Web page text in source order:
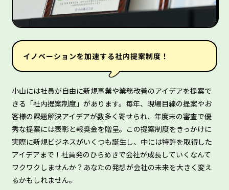
イノベーションを加速する社内提案制度！
小山には社員が自由に新規事業や業務改善のアイデアを提案で
きる「社内提案制度」があります。毎年、現場目線の提案やお
客様の課題解決アイデアが数多く寄せられ、年度末の審査で優
秀な提案には表彰と報奨金を贈呈。この提案制度をきっかけに
実際に新規ビジネスがいくつも誕生し、中には特許を取得した
アイデアまで！社員発のひらめきで会社が成長していくなんて
ワクワクしませんか？あなたの発想が会社の未来を大きく変え
るかもしれません。